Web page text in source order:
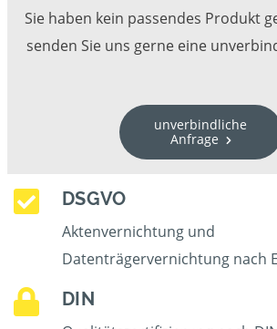
Sie haben kein passendes Produkt
senden Sie uns gerne eine
unverbindliche
Anfrage
DSGVO
Aktenvernichtung und
Datenträgervernichtung nach
DIN